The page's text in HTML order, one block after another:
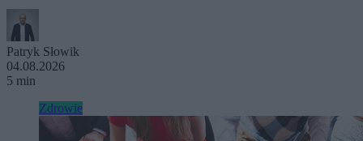
Patryk Słowik
04.08.2026
5 min
Zdrowie